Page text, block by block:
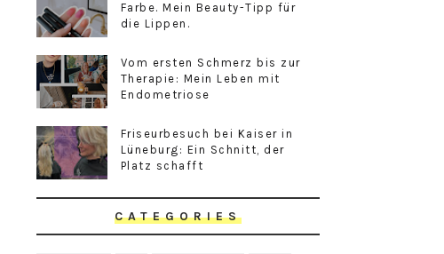
Farbe. Mein Beauty-Tipp für
die Lippen.
Vom ersten Schmerz bis zur
Therapie: Mein Leben mit
Endometriose
Friseurbesuch bei Kaiser in
Lüneburg: Ein Schnitt, der
Platz schafft
CATEGORIES